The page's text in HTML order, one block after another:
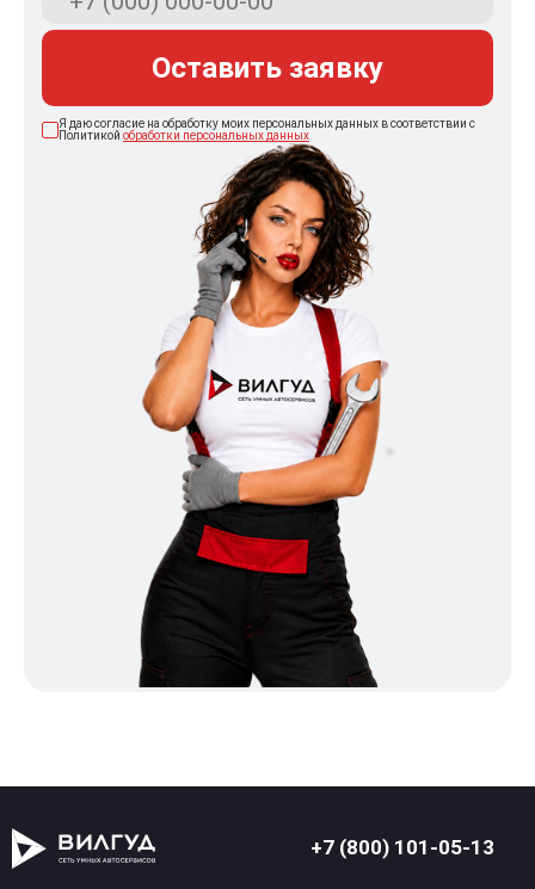
Оставить заявку
Я даю согласие на обработку моих персональных данных в соответствии с
Политикой обработки персональных данных
+7 (800) 101-05-13